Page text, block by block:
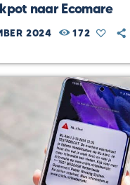
naar Ecomare
2024 172